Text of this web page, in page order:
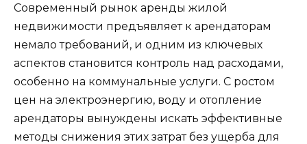
Современный рынок аренды жилой
недвижимости предъявляет к арендаторам
немало требований, и одним из ключевых
аспектов становится контроль над расходами,
особенно на коммунальные услуги. С ростом
цен на электроэнергию, воду и отопление
арендаторы вынуждены искать эффективные
методы снижения этих затрат без ущерба для